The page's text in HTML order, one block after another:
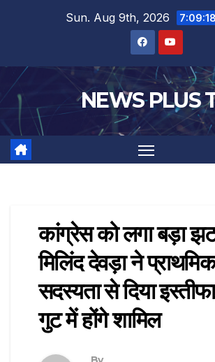
Sun. Aug 9th, 2026
NEWS PLUS
कांग्रेस को लगा बड़ा
मिलिंद देवड़ा ने प्राथमिक
सदस्यता से दिया
गुट में होंगे शामिल